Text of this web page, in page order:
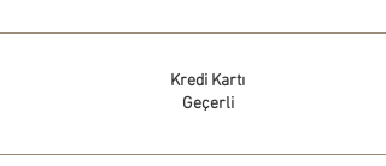
Kredi Kartı
Geçerli